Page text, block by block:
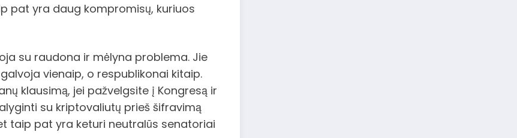
pat yra daug kompromisų, kuriuos
su raudona ir mėlyna problema. Jie
vienaip, o respublikonai kitaip.
klausimą, jei pažvelgsite į Kongresą ir
su kriptovaliutų prieš šifravimą
taip pat yra keturi neutralūs senatoriai